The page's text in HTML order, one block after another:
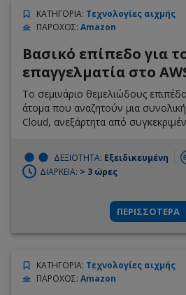
ΚΑΤΗΓΟΡΙΑ: Τεχνολογίες αιχμής
ΠΑΡΟΧΟΣ: Amazon
Βασικό επίπεδο για
επαγγελματία στο
Το σεμινάριο θεμελιώδους
άτομα που αναζητούν μια
Cloud, ανεξάρτητα από
των υπηρεσιών AWS, της ασφάλειας,
της τιμολόγησης και της
βοηθά επίσης να προετοιμαστείτε
ΔΕΞΙΟΤΗΤΑ: Εξειδικευμένη
ΔΙΑΡΚΕΙΑ: > 3 ώρες
ΠΕΡΙΣΣΟΤΕΡΑ
ΚΑΤΗΓΟΡΙΑ: Τεχνολογίες αιχμής
ΠΑΡΟΧΟΣ: Amazon